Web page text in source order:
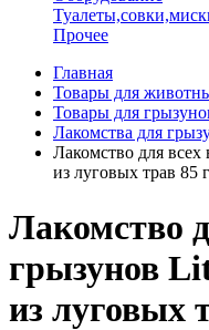
Прочее
Главная
Товары для
Товары для
Лакомства для
Лакомство для
из луговых трав 85 г
Лакомство
грызунов
из луговых